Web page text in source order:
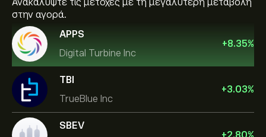
Ανακαλύψτε τις μετοχές με τη μεγαλύτερη μεταβολή
στην αγορά.
APPS
Digital Turbine Inc
+8.35%
TBI
TrueBlue Inc
+3.03%
SBEV